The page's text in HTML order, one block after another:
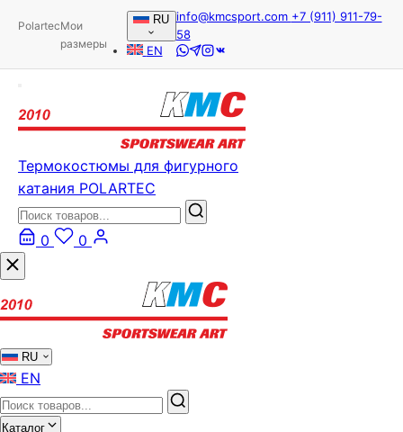
PolartecМои
размеры
RU
EN
info@kmcsport.com +7 (911) 911-79-
58
Термокостюмы для фигурного
катания POLARTEC
0 0
RU
EN
Каталог